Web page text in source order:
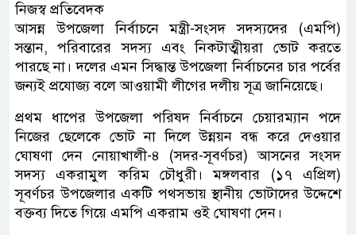
নিজস্ব প্রতিবেদক
আসন্ন উপজেলা নির্বাচনে মন্ত্রী-সংসদ সদস্যদের (এমপি)
সন্তান, পরিবারের সদস্য এবং নিকটাত্মীয়রা ভোট করতে
পারছে না। দলের এমন সিদ্ধান্ত উপজেলা নির্বাচনের চার পর্বের
জন্যই প্রযোজ্য বলে আওয়ামী লীগের দলীয় সূত্র জানিয়েছে।
প্রথম ধাপের উপজেলা পরিষদ নির্বাচনে চেয়ারম্যান পদে
নিজের ছেলেকে ভোট না দিলে উন্নয়ন বন্ধ করে দেওয়ার
ঘোষণা দেন নোয়াখালী-৪ (সদর-সূবর্ণচর) আসনের সংসদ
সদস্য একরামুল করিম চৌধুরী। মঙ্গলবার (১৭ এপ্রিল)
সূবর্ণচর উপজেলার একটি পথসভায় স্থানীয় ভোটাদের উদ্দেশে
বক্তব্য দিতে গিয়ে এমপি একরাম ওই ঘোষণা দেন।